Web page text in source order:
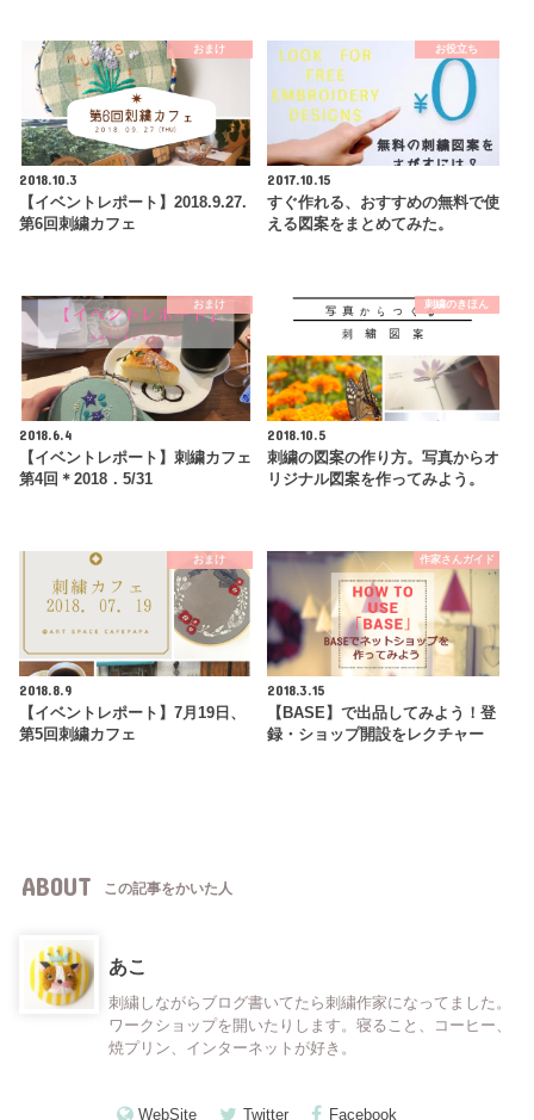
おまけ
2018.10.3
【イベントレポート】2018.9.27.
第6回刺繍カフェ
お役立ち
2017.10.15
すぐ作れる、おすすめの無料で使
える図案をまとめてみた。
おまけ
2018.6.4
【イベントレポート】刺繍カフェ
第4回＊2018．5/31
刺繍のきほん
2018.10.5
刺繍の図案の作り方。写真からオ
リジナル図案を作ってみよう。
おまけ
2018.8.9
【イベントレポート】7月19日、
第5回刺繍カフェ
作家さんガイド
2018.3.15
【BASE】で出品してみよう！登
録・ショップ開設をレクチャー
ABOUT この記事をかいた人
あこ
刺繍しながらブログ書いてたら刺繍作家になってました。
ワークショップを開いたりします。寝ること、コーヒー、
焼プリン、インターネットが好き。
WebSite Twitter Facebook